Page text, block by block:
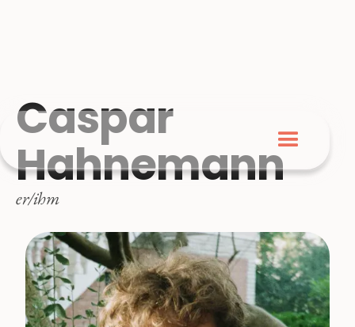
Caspar
Hahnemann
er/ihm